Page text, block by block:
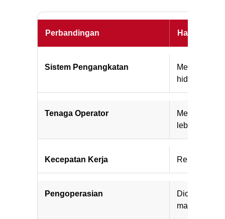
Perbandingan Hand Lift
Sistem Pengangkatan
hidrolik
Tenaga Operator
lebih besar
Kecepatan Kerja Relatif lebih
Pengoperasian
manual